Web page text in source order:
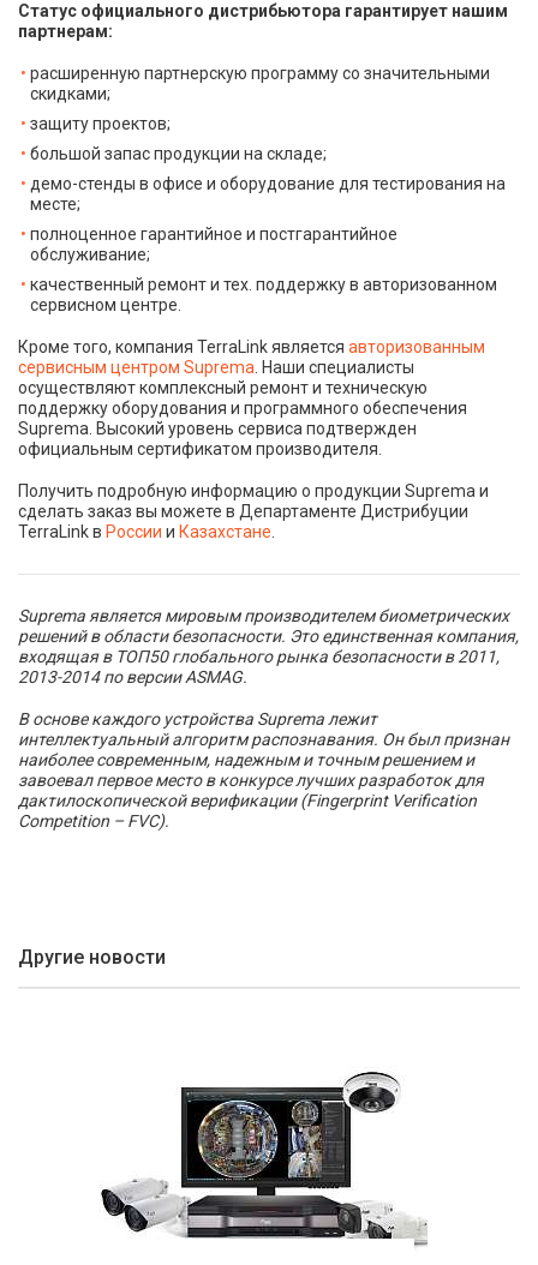
Статус официального дистрибьютора гарантирует нашим
партнерам:
расширенную партнерскую программу со значительными
скидками;
защиту проектов;
большой запас продукции на складе;
демо-стенды в офисе и оборудование для тестирования на
месте;
полноценное гарантийное и постгарантийное
обслуживание;
качественный ремонт и тех. поддержку в авторизованном
сервисном центре.
Кроме того, компания TerraLink является авторизованным
сервисным центром Suprema . Наши специалисты
осуществляют комплексный ремонт и техническую
поддержку оборудования и программного обеспечения
Suprema. Высокий уровень сервиса подтвержден
официальным сертификатом производителя.
Получить подробную информацию о продукции Suprema и
сделать заказ вы можете в Департаменте Дистрибуции
TerraLink в России и Казахстане
Suprema является мировым производителем биометрических
решений в области безопасности. Это единственная компания,
входящая в ТОП50 глобального рынка безопасности в 2011,
2013-2014 по версии ASMAG.
В основе каждого устройства Suprema лежит
интеллектуальный алгоритм распознавания. Он был признан
наиболее современным, надежным и точным решением и
завоевал первое место в конкурсе лучших разработок для
дактилоскопической верификации (Fingerprint Verification
Competition – FVC).
Другие новости